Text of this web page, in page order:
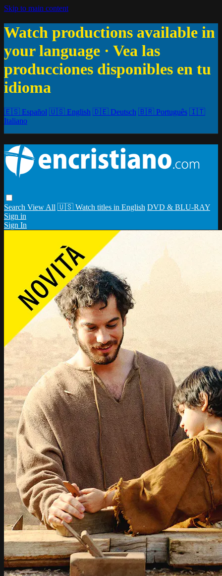
Skip to main content
Watch productions available in
your language · Vea las
producciones disponibles en tu
idioma
🇪🇸 Español 🇺🇸 English 🇩🇪 Deutsch 🇧🇷 Português 🇮🇹
Italiano
Search View All 🇺🇸 Watch titles in English DVD & BLU-RAY
Sign in
Sign In